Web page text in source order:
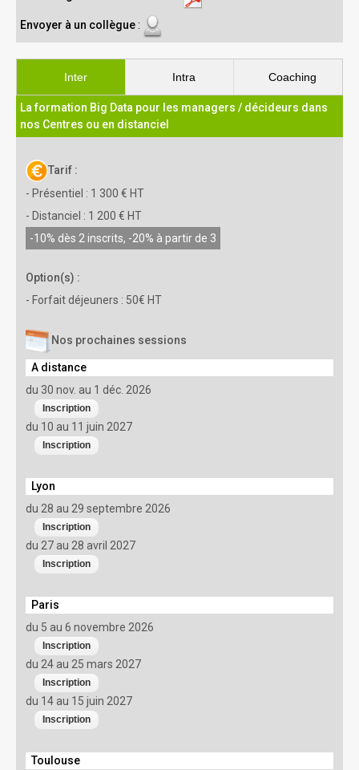
Envoyer à un collègue:
Inter Intra Coaching
La formation Big Data pour les managers / décideurs dans
nos Centres ou en distanciel
Tarif :
- Présentiel : 1 300 € HT
- Distanciel : 1 200 € HT
-10% dès 2 inscrits, -20% à partir de 3
Option(s) :
- Forfait déjeuners : 50€ HT
Nos prochaines sessions
A distance
du 30 nov. au 1 déc. 2026
du 10 au 11 juin 2027
Lyon
du 28 au 29 septembre 2026
du 27 au 28 avril 2027
Paris
du 5 au 6 novembre 2026
du 24 au 25 mars 2027
du 14 au 15 juin 2027
Toulouse